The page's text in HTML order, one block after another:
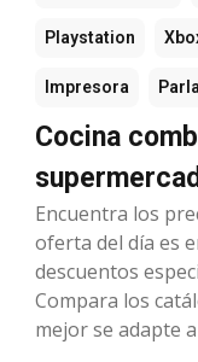
Playstation
Impresora
Cocina
Encuentra los
oferta del día es
descuentos
Compara los
mejor se adapte